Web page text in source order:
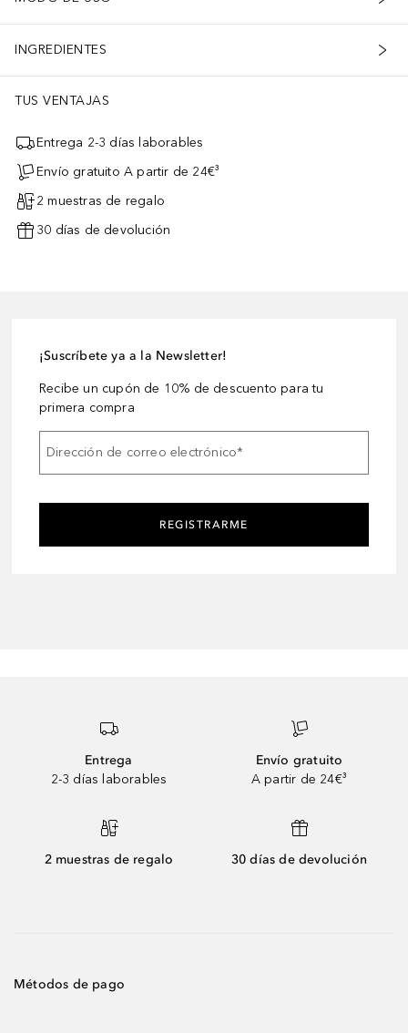
INGREDIENTES
TUS VENTAJAS
Entrega 2-3 días laborables
Envío gratuito A partir de 24€³
2 muestras de regalo
30 días de devolución
¡Suscríbete ya a la Newsletter!
Recibe un cupón de 10% de descuento para tu
primera compra
Dirección de correo electrónico*
REGISTRARME
Entrega
2-3 días laborables
Envío gratuito
A partir de 24€³
2 muestras de regalo 30 días de devolución
Métodos de pago